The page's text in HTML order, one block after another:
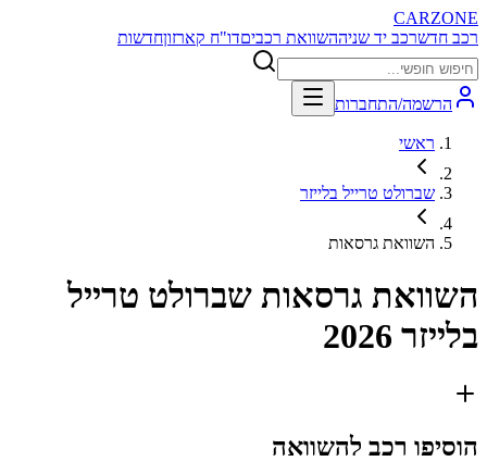
CARZONE
רכב חדשרכב יד שניההשוואת רכביםדו"ח קארזוןחדשות
הרשמה/התחברות
ראשי
שברולט טרייל בלייזר
השוואת גרסאות
השוואת גרסאות שברולט טרייל
בלייזר 2026
הוסיפו רכב להשוואה